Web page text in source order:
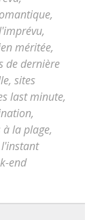
,
,
méritée,
de dernière
, sites
last minute,
,
à la plage,
l'instant
end